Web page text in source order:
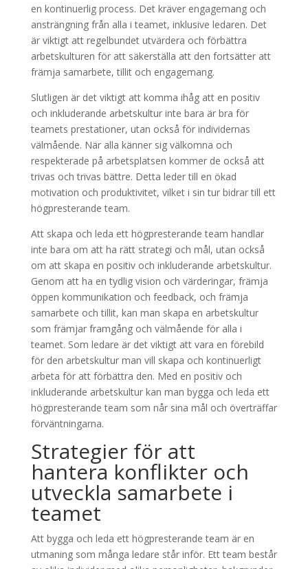
en kontinuerlig process. Det kräver engagemang och
ansträngning från alla i teamet, inklusive ledaren. Det
är viktigt att regelbundet utvärdera och förbättra
arbetskulturen för att säkerställa att den fortsätter att
främja samarbete, tillit och engagemang.
Slutligen är det viktigt att komma ihåg att en positiv
och inkluderande arbetskultur inte bara är bra för
teamets prestationer, utan också för individernas
välmående. När alla känner sig välkomna och
respekterade på arbetsplatsen kommer de också att
trivas och trivas bättre. Detta leder till en ökad
motivation och produktivitet, vilket i sin tur bidrar till ett
högpresterande team.
Att skapa och leda ett högpresterande team handlar
inte bara om att ha rätt strategi och mål, utan också
om att skapa en positiv och inkluderande arbetskultur.
Genom att ha en tydlig vision och värderingar, främja
öppen kommunikation och feedback, och främja
samarbete och tillit, kan man skapa en arbetskultur
som främjar framgång och välmående för alla i
teamet. Som ledare är det viktigt att vara en förebild
för den arbetskultur man vill skapa och kontinuerligt
arbeta för att förbättra den. Med en positiv och
inkluderande arbetskultur kan man bygga och leda ett
högpresterande team som når sina mål och överträffar
förväntningarna.
Strategier för att
hantera konflikter och
utveckla samarbete i
teamet
Att bygga och leda ett högpresterande team är en
utmaning som många ledare står inför. Ett team består